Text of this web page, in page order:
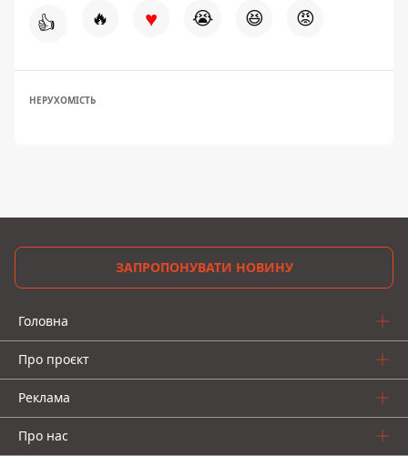
👍 🔥 ♥ 😭 😆 😡
НЕРУХОМІСТЬ
ЗАПРОПОНУВАТИ НОВИНУ
Головна
Про проєкт
Реклама
Про нас